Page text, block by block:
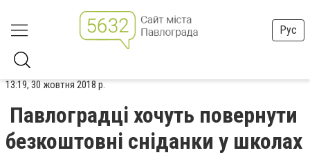
Рус
13:19, 30 жовтня 2018 р.
Павлоградці хочуть повернути
безкоштовні сніданки у школах